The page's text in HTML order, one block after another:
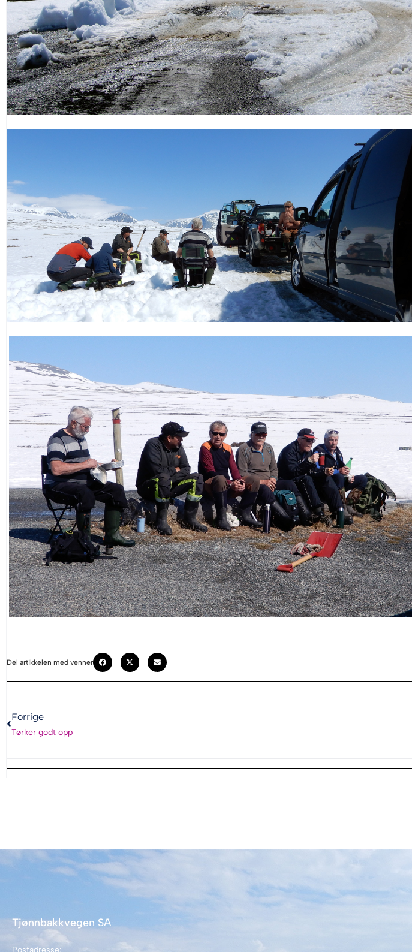
Del artikkelen med venner
Forrige
Tørker godt opp
Tjønnbakkvegen SA
Postadresse: